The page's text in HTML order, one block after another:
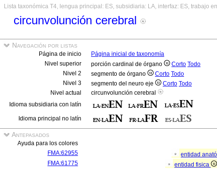
Lista taxonómica T4, lengua principal: ES, subsidiaria: LA, interfaz: ES, trabajo
circunvolunción cerebral
Navegación por listas
Página de inicio
Página inicial de taxonomía
Nivel superior
porción cardinal de órgano Corto Todo
Nivel 2
segmento de órgano Corto Todo
Nivel 3
segmento del neuro eje Corto Todo
Nivel actual
circunvolunción cerebral
Idioma subsidiaria con latín
Idioma principal no latín
Antepasados
Ayuda para los colores
FMA:62955
entidad
FMA:61775
entidad fisica